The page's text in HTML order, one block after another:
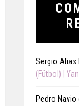
Sergio Alias
(Fútbol) |
Pedro Navio